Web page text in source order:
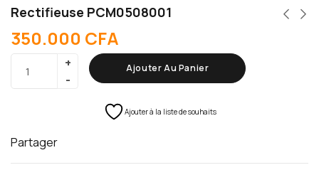
Rectifieuse PCM0508001
350.000 CFA
Ajouter Au Panier
Ajouter à la liste de souhaits
Partager